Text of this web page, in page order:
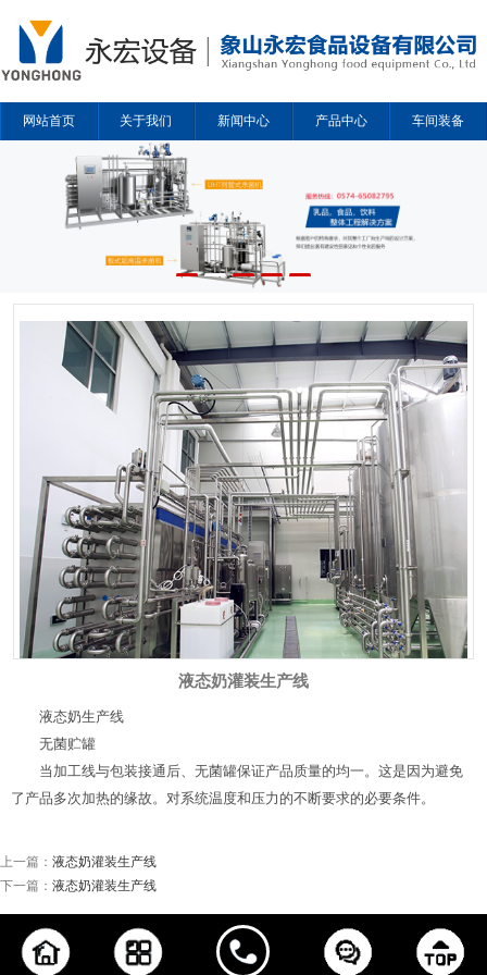
网站首页 关于我们 新闻中心 产品中心 车间装备
合作企业
液态奶灌装生产线
液态奶生产线
无菌贮罐
当加工线与包装接通后、无菌罐保证产品质量的均一。这是因为避免
了产品多次加热的缘故。对系统温度和压力的不断要求的必要条件。
上一篇： 液态奶灌装生产线
下一篇： 液态奶灌装生产线